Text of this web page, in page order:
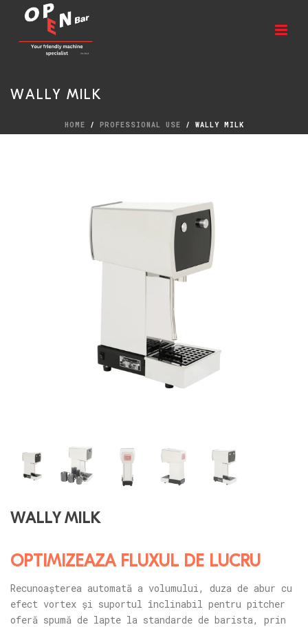
WALLY MILK
HOME / PROFESSIONAL USE / WALLY MILK
WALLY MILK
OPTIMIZEAZĂ FLUXUL DE LUCRU
Recunoașterea automată a volumului, duza de abur cu
efect vortex și suportul înclinabil pentru pitcher
oferă spumă de lapte la standarde de barista, prin